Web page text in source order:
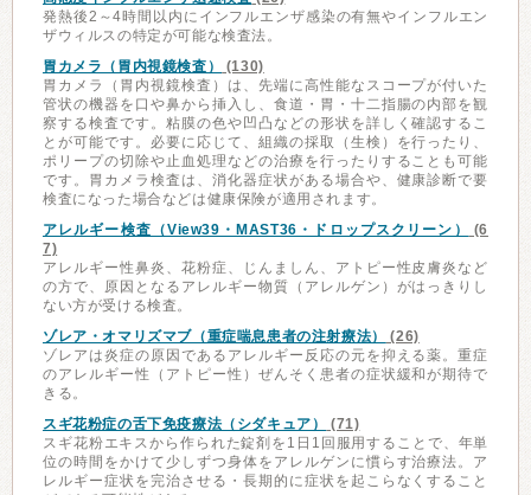
発熱後2～4時間以内にインフルエンザ感染の有無やインフルエン
ザウィルスの特定が可能な検査法。
胃カメラ（胃内視鏡検査）
(130)
胃カメラ（胃内視鏡検査）は、先端に高性能なスコープが付いた
管状の機器を口や鼻から挿入し、食道・胃・十二指腸の内部を観
察する検査です。粘膜の色や凹凸などの形状を詳しく確認するこ
とが可能です。必要に応じて、組織の採取（生検）を行ったり、
ポリープの切除や止血処理などの治療を行ったりすることも可能
です。胃カメラ検査は、消化器症状がある場合や、健康診断で要
検査になった場合などは健康保険が適用されます。
アレルギー検査（View39・MAST36・ドロップスクリーン）
(6
7)
アレルギー性鼻炎、花粉症、じんましん、アトピー性皮膚炎など
の方で、原因となるアレルギー物質（アレルゲン）がはっきりし
ない方が受ける検査。
ゾレア・オマリズマブ（重症喘息患者の注射療法）
(26)
ゾレアは炎症の原因であるアレルギー反応の元を抑える薬。重症
のアレルギー性（アトピー性）ぜんそく患者の症状緩和が期待で
きる。
スギ花粉症の舌下免疫療法（シダキュア）
(71)
スギ花粉エキスから作られた錠剤を1日1回服用することで、年単
位の時間をかけて少しずつ身体をアレルゲンに慣らす治療法。ア
レルギー症状を完治させる・長期的に症状を起こらなくすること